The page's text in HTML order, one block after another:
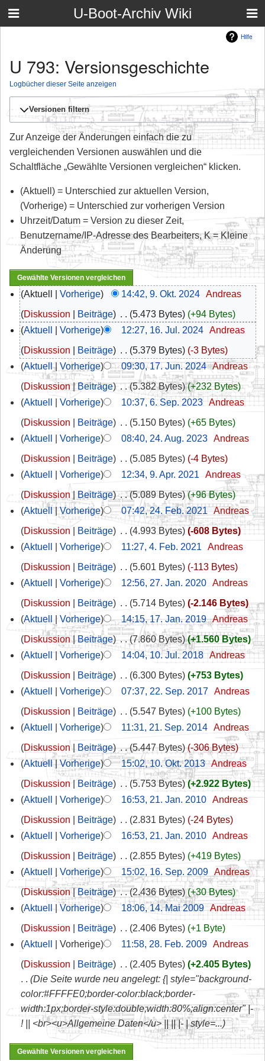
U-Boot-Archiv Wiki
Hilfe
U 793: Versionsgeschichte
Logbücher dieser Seite anzeigen
Versionen filtern
Zur Anzeige der Änderungen einfach die zu
vergleichenden Versionen auswählen und die
Schaltfläche „Gewählte Versionen vergleichen“ klicken.
(Aktuell) = Unterschied zur aktuellen Version,
(Vorherige) = Unterschied zur vorherigen Version
Uhrzeit/Datum = Version zu dieser Zeit,
Benutzername/IP-Adresse des Bearbeiters, K = Kleine
Änderung
Aktuell Vorherige 14:42, 9. Okt. 2024‎ Andreas
Diskussion
Beiträge 5.473 Bytes
+94 Bytes
Aktuell
Vorherige 12:27, 16. Jul. 2024‎ Andreas
Diskussion
Beiträge 5.379 Bytes
-3 Bytes
Aktuell
Vorherige 09:30, 17. Jun. 2024‎ Andreas
Diskussion
Beiträge ‎ 5.382 Bytes
+232 Bytes
Aktuell
Vorherige 10:37, 6. Sep. 2023‎ Andreas
Diskussion
Beiträge 5.150 Bytes
+65 Bytes
Aktuell
Vorherige 08:40, 24. Aug. 2023‎ Andreas
Diskussion
Beiträge 5.085 Bytes
-4 Bytes
Aktuell
Vorherige 12:34, 9. Apr. 2021
Andreas
Diskussion
Beiträge ‎ 5.089 Bytes
+96 Bytes
Aktuell
Vorherige 07:42, 24. Feb. 2021‎ Andreas
Diskussion
Beiträge 4.993 Bytes
-608 Bytes
Aktuell
Vorherige 11:27, 4. Feb. 2021
Andreas
Diskussion
Beiträge 5.601 Bytes
-113 Bytes
Aktuell
Vorherige 12:56, 27. Jan. 2020‎ Andreas
Diskussion
Beiträge 5.714 Bytes
-2.146 Bytes
Aktuell
Vorherige 14:15, 17. Jan. 2019‎ Andreas
Diskussion
Beiträge ‎ 7.860 Bytes
+1.560 Bytes
Aktuell
Vorherige 14:04, 10. Jul. 2018‎ Andreas
Diskussion
Beiträge 6.300 Bytes
+753 Bytes
Aktuell
Vorherige 07:37, 22. Sep. 2017‎ Andreas
Diskussion
Beiträge 5.547 Bytes
+100 Bytes
Aktuell
Vorherige 11:31, 21. Sep. 2014‎ Andreas
Diskussion
Beiträge ‎ 5.447 Bytes
-306 Bytes
Aktuell
Vorherige 15:02, 10. Okt. 2013‎ Andreas
Diskussion
Beiträge 5.753 Bytes
+2.922 Bytes
Aktuell
Vorherige 16:53, 21. Jan. 2010‎ Andreas
Diskussion
Beiträge 2.831 Bytes
-24 Bytes
Aktuell
Vorherige 16:53, 21. Jan. 2010‎ Andreas
Diskussion
Beiträge 2.855 Bytes
+419 Bytes
Aktuell
Vorherige 15:02, 16. Sep. 2009‎ Andreas
Diskussion
Beiträge ‎ 2.436 Bytes
+30 Bytes
Aktuell
Vorherige 18:06, 14. Mai 2009‎ Andreas
Diskussion
Beiträge 2.406 Bytes
+1 Byte
Aktuell
Vorherige 11:58, 28. Feb. 2009‎ Andreas
Diskussion
Beiträge 2.405 Bytes
+2.405 Bytes
Die Seite wurde neu angelegt: {| style="background-
color:#FFFFE0;border-color:black;border-
width:1px;border-style:double;width:80%;align:center" |-
! || <br><u>Allgemeine Daten</u> || || |- | style=...